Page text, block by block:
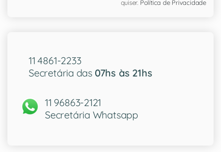
quiser. Política de Privacidade
11 4861-2233
Secretária das 07hs às 21hs
11 96863-2121
Secretária Whatsapp